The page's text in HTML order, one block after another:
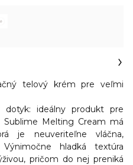
telový krém pre veľmi
dotyk: ideálny produkt pre
Sublime Melting Cream má
je neuveriteľne vláčna,
hladká textúra
pričom do nej preniká